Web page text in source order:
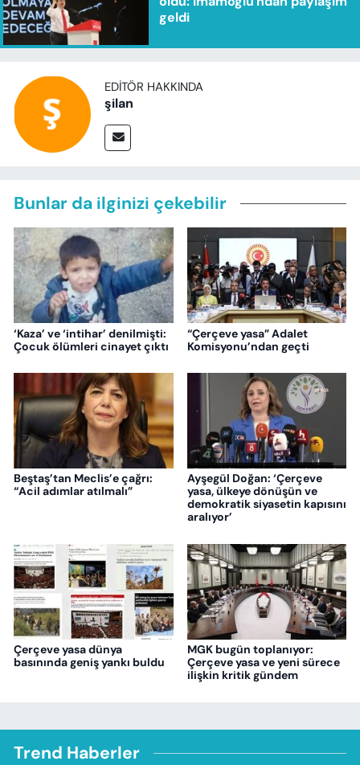
geldi
EDITÖR HAKKINDA
şilan
Bunlar da ilginizi çekebilir
‘Kaza’ ve ‘intihar’ denilmişti:
Çocuk ölümleri cinayet çıktı
“Çerçeve yasa” Adalet
Komisyonu’ndan geçti
Beştaş’tan Meclis’e çağrı:
“Acil adımlar atılmalı”
Ayşegül Doğan: ‘Çerçeve
yasa, ülkeye dönüşün ve
demokratik siyasetin kapısını
aralıyor’
Çerçeve yasa dünya
basınında geniş yankı buldu
MGK bugün toplanıyor:
Çerçeve yasa ve yeni sürece
ilişkin kritik gündem
Trend Haberler